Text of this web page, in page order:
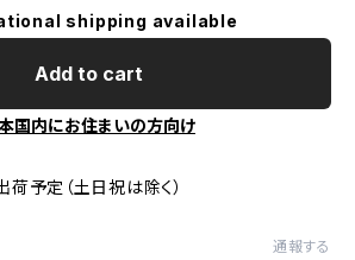
shipping available
Add to cart
国内にお住まいの方向け
予定（土日祝は除く）
通報する